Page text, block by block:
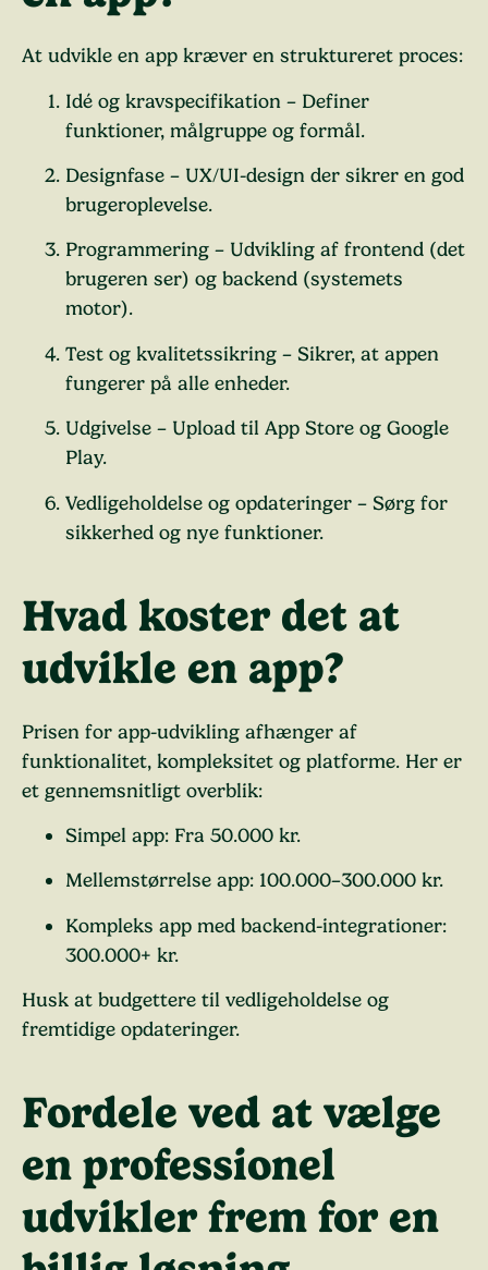
At udvikle en app kræver en struktureret proces:
Idé og kravspecifikation – Definer
funktioner, målgruppe og formål.
Designfase – UX/UI-design der sikrer en god
brugeroplevelse.
Programmering – Udvikling af frontend (det
brugeren ser) og backend (systemets
motor).
Test og kvalitetssikring – Sikrer, at appen
fungerer på alle enheder.
Udgivelse – Upload til App Store og Google
Play.
Vedligeholdelse og opdateringer – Sørg for
sikkerhed og nye funktioner.
Hvad koster det at
udvikle en app?
Prisen for app-udvikling afhænger af
funktionalitet, kompleksitet og platforme. Her er
et gennemsnitligt overblik:
Simpel app: Fra 50.000 kr.
Mellemstørrelse app: 100.000–300.000 kr.
Kompleks app med backend-integrationer:
300.000+ kr.
Husk at budgettere til vedligeholdelse og
fremtidige opdateringer.
Fordele ved at vælge
en professionel
udvikler frem for en